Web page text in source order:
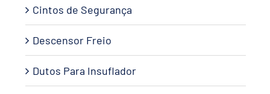
Cintos de Segurança
Descensor Freio
Dutos Para Insuflador